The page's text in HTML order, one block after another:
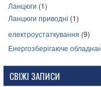
Ланцюги (1)
Ланцюги приводні (1)
електроустаткування (9)
Енергозберігаюче
СВІЖІ ЗАПИСИ